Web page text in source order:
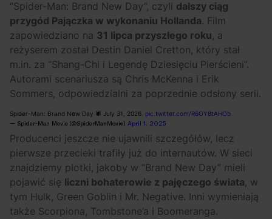
“Spider-Man: Brand New Day”, czyli dalszy ciąg
przygód Pajączka w wykonaniu Hollanda. Film
zapowiedziano na 31 lipca przyszłego roku, a
reżyserem został Destin Daniel Cretton, który stał
m.in. za “Shang-Chi i Legendę Dziesięciu Pierścieni”.
Autorami scenariusza są Chris McKenna i Erik
Sommers, odpowiedzialni za poprzednie odsłony serii.
Spider-Man: Brand New Day 🕷️ July 31, 2026. pic.twitter.com/R6OY8tAHOb
— Spider-Man Movie (@SpiderManMovie) April 1, 2025
Producenci jeszcze nie ujawnili szczegółów, lecz
pierwsze przecieki trafiły już do internautów. W sieci
znajdziemy plotki, jakoby w “Brand New Day” mieli
pojawić się liczni bohaterowie z pajęczego świata, w
tym Hulk, Green Goblin i Mr. Negative. Inni wymieniają
także Scorpiona, Tombstone’a i Boomeranga.